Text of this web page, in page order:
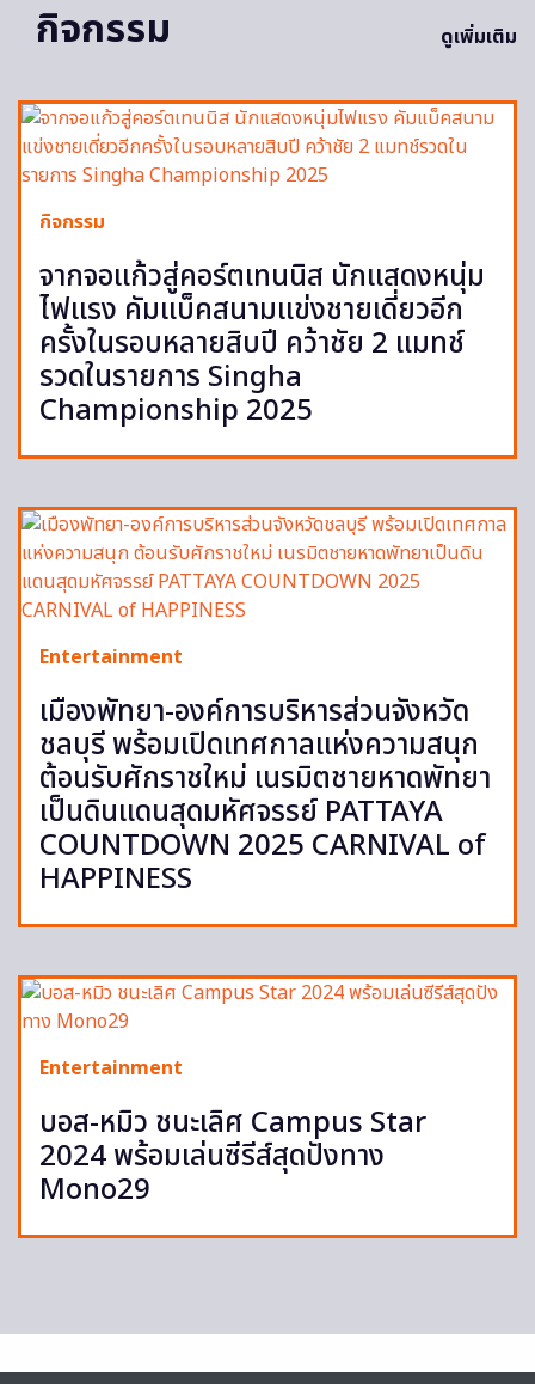
กิจกรรม ดูเพิ่มเติม
กิจกรรม
จากจอแก้วสู่คอร์ตเทนนิส นักแสดงหนุ่ม
ไฟแรง คัมแบ็คสนามแข่งชายเดี่ยวอีก
ครั้งในรอบหลายสิบปี คว้าชัย 2 แมทช์
รวดในรายการ Singha
Championship 2025
Entertainment
เมืองพัทยา-องค์การบริหารส่วนจังหวัด
ชลบุรี พร้อมเปิดเทศกาลแห่งความสนุก
ต้อนรับศักราชใหม่ เนรมิตชายหาดพัทยา
เป็นดินแดนสุดมหัศจรรย์ PATTAYA
COUNTDOWN 2025 CARNIVAL of
HAPPINESS
Entertainment
บอส-หมิว ชนะเลิศ Campus Star
2024 พร้อมเล่นซีรีส์สุดปังทาง
Mono29